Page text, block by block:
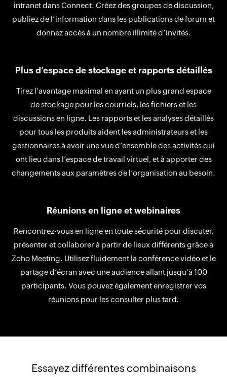
intranet dans Connect. Créez des groupes de discussion,
publiez de l’information dans les publications de forum et
donnez accès à un nombre illimité d’invités.
Plus d’espace de stockage et rapports détaillés
Tirez l’avantage maximal en ayant un plus grand espace
de stockage pour les courriels, les fichiers et les
discussions en ligne. Les rapports et les analyses détaillés
pour tous les produits aident les administrateurs et les
gestionnaires à avoir une vue d’ensemble des activités qui
ont lieu dans l’espace de travail virtuel, et à apporter des
changements aux paramètres de l’organisation au besoin.
Réunions en ligne et webinaires
Rencontrez-vous en ligne en toute sécurité pour discuter,
présenter et collaborer à partir de lieux différents grâce à
Zoho Meeting. Utilisez fluidement la conférence vidéo et le
partage d’écran avec une audience allant jusqu’à 100
participants. Vous pouvez également enregistrer vos
réunions pour les consulter plus tard.
Essayez différentes combinaisons